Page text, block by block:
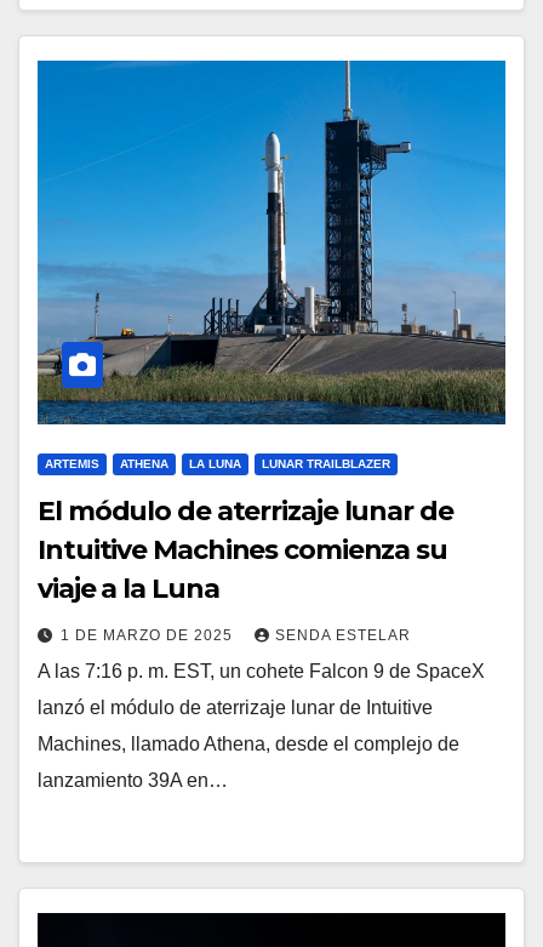
ARTEMIS ATHENA LA LUNA LUNAR TRAILBLAZER
El módulo de aterrizaje lunar de
Intuitive Machines comienza su
viaje a la Luna
1 DE MARZO DE 2025 SENDA ESTELAR
A las 7:16 p. m. EST, un cohete Falcon 9 de SpaceX
lanzó el módulo de aterrizaje lunar de Intuitive
Machines, llamado Athena, desde el complejo de
lanzamiento 39A en…